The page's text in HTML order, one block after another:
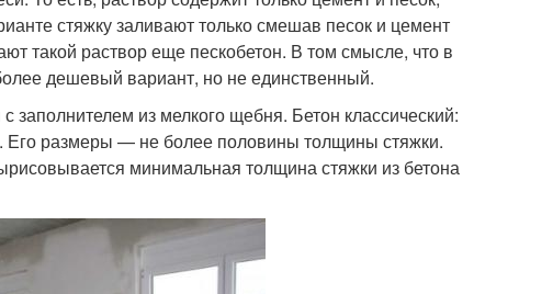
стяжку заливают только смешав песок и цемент
такой раствор еще пескобетон. В том смысле, что в
дешевый вариант, но не единственный.
заполнителем из мелкого щебня. Бетон классический:
Его размеры — не более половины толщины стяжки.
минимальная толщина стяжки из бетона